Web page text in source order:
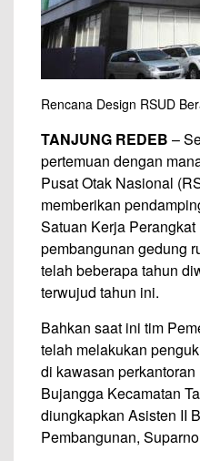
Rencana Design RSUD
TANJUNG REDEB –
pertemuan dengan
Pusat Otak Nasional
memberikan
Satuan Kerja
pembangunan gedung
telah beberapa tahun
terwujud tahun ini.
Bahkan saat ini tim
telah melakukan
di kawasan
Bujangga Kecamatan
diungkapkan Asisten II
Pembangunan,